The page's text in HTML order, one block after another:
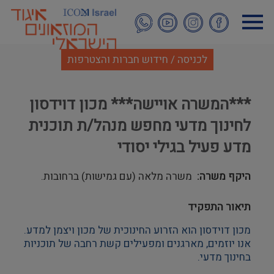
לתוכן
העיקרי
לכניסה / חידוש חברות והצטרפות
***המשרה אויישה*** מכון דוידסון
לחינוך מדעי מחפש מנהל/ת תוכנית
מדע פעיל בגילי יסודי
היקף משרה משרה מלאה (עם גמישות) ברחובות.
תיאור התפקיד
אנו יוזמים, מארגנים ומפעילים קשת רחבה של תוכניות
בחינוך מדעי.